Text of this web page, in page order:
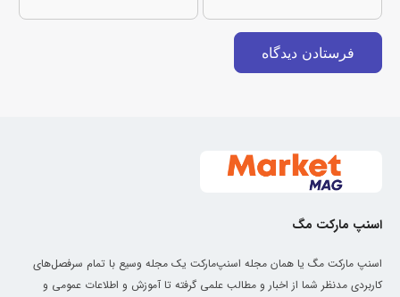
اسنپ مارکت مگ
اسنپ مارکت مگ یا همان مجله اسنپ‌مارکت یک مجله وسیع با تمام سرفصل‌های
کاربردی مدنظر شما از اخبار و مطالب علمی گرفته تا آموزش و اطلاعات عمومی و